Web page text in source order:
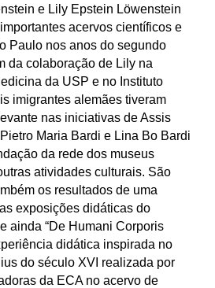
e Lily Epstein Löwenstein
acervos científicos e
Paulo nos anos do segundo
da colaboração de Lily na
da USP e no Instituto
imigrantes alemães tiveram
nas iniciativas de Assis
Maria Bardi e Lina Bo Bardi
da rede dos museus
atividades culturais. São
os resultados de uma
exposições didáticas do
ainda “De Humani Corporis
didática inspirada no
do século XVI realizada por
da ECA no acervo de